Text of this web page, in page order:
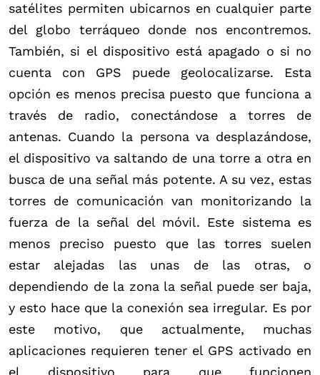
satélites permiten ubicarnos en cualquier parte
del globo terráqueo donde nos encontremos.
También, si el dispositivo está apagado o si no
cuenta con GPS puede geolocalizarse. Esta
opción es menos precisa puesto que funciona a
través de radio, conectándose a torres de
antenas. Cuando la persona va desplazándose,
el dispositivo va saltando de una torre a otra en
busca de una señal más potente. A su vez, estas
torres de comunicación van monitorizando la
fuerza de la señal del móvil. Este sistema es
menos preciso puesto que las torres suelen
estar alejadas las unas de las otras, o
dependiendo de la zona la señal puede ser baja,
y esto hace que la conexión sea irregular. Es por
este motivo, que actualmente, muchas
aplicaciones requieren tener el GPS activado en
el dispositivo para que funcionen